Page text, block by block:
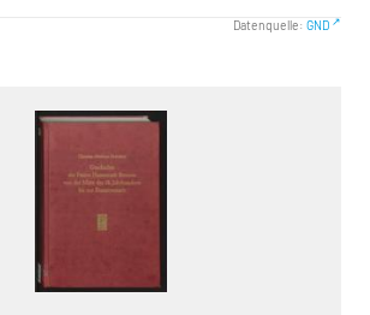
Datenquelle: GND